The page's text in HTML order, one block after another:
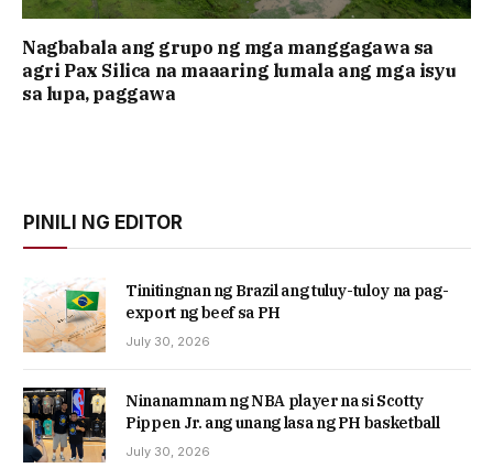
Nagbabala ang grupo ng mga manggagawa sa
agri Pax Silica na maaaring lumala ang mga isyu
sa lupa, paggawa
PINILI NG EDITOR
Tinitingnan ng Brazil ang tuluy-tuloy na pag-
export ng beef sa PH
July 30, 2026
Ninanamnam ng NBA player na si Scotty
Pippen Jr. ang unang lasa ng PH basketball
July 30, 2026